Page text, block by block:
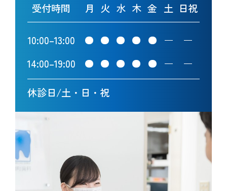
受付時間 月 火 水 木 金 土 日祝
10:00–13:00
14:00–19:00
休診日/土・日・祝